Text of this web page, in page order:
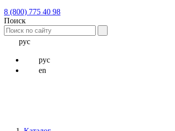
8 (800) 775 40 98
Поиск
рус
рус
en